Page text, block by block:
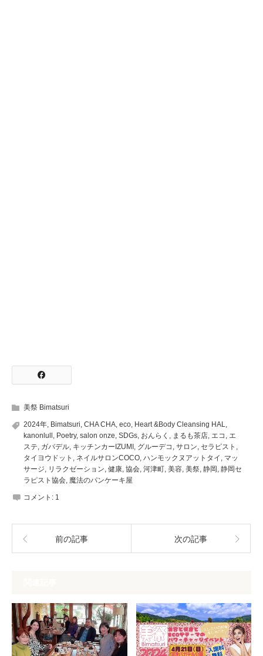
美祭 Bimatsuri
2024年, Bimatsuri, CHA CHA, eco, Heart &Body Cleansing HAL,
kanonlull, Poetry, salon onze, SDGs, おんらく , まるも茶店, エコ , エ
ステ, ガバデル, キッチンカーIZUMI, グルーデコ , サロン, セラピスト ,
タイヨウドット , ネイルサロンCOCO, ハンモックヌアットタイ , マッ
サージ, リラクゼーション, 健康, 協会, 河津町, 美容, 美祭, 静岡, 静岡セ
ラピスト協会, 魔法のパンケーキ屋
コメント: 1
前の記事 次の記事